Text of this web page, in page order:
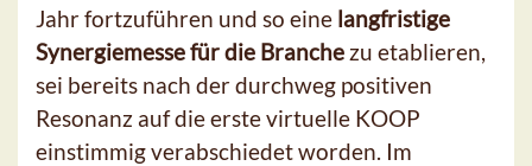
Jahr fortzuführen und so eine langfristige
Synergiemesse für die Branche zu etablieren,
sei bereits nach der durchweg positiven
Resonanz auf die erste virtuelle KOOP
einstimmig verabschiedet worden. Im